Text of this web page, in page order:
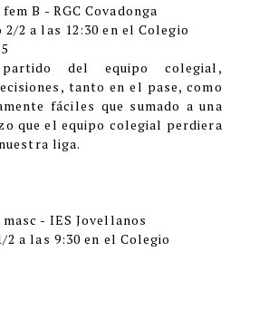
B - RGC Covadonga
2/2 a las 12:30 en el Colegio
del equipo colegial,
tanto en el pase, como
fáciles que sumado a una
que el equipo colegial perdiera
liga.
masc - IES Jovellanos
2 a las 9:30 en el Colegio